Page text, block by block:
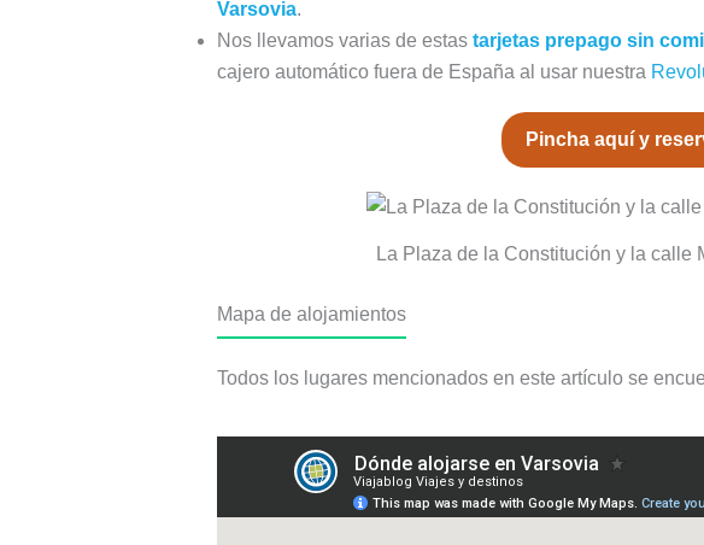
Varsovia.
Nos llevamos varias de estas tarjetas prepago sin
cajero automático fuera de España al usar nuestra
Pincha aquí y
La Plaza de la Constitución y la calle
Mapa de alojamientos
Todos los lugares mencionados en este artículo se